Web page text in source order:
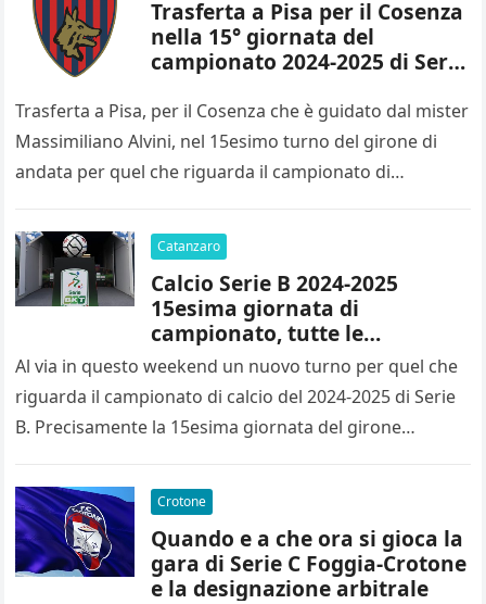
Trasferta a Pisa per il Cosenza
nella 15° giornata del
campionato 2024-2025 di Serie
Trasferta a Pisa, per il Cosenza che è guidato dal mister
Massimiliano Alvini, nel 15esimo turno del girone di
andata per quel che riguarda il campionato di…
Catanzaro
Calcio Serie B 2024-2025
15esima giornata di
campionato, tutte le
designazioni arbitrali
Al via in questo weekend un nuovo turno per quel che
riguarda il campionato di calcio del 2024-2025 di Serie
B. Precisamente la 15esima giornata del girone…
Crotone
Quando e a che ora si gioca la
gara di Serie C Foggia-Crotone
e la designazione arbitrale